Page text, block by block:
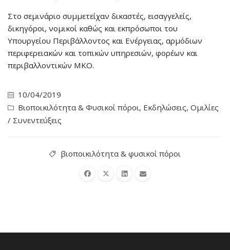
Στο σεμινάριο συμμετείχαν δικαστές, εισαγγελείς,
δικηγόροι, νομικοί καθώς και εκπρόσωποι του
Υπουργείου Περιβάλλοντος και Ενέργειας, αρμόδιων
περιφερειακών και τοπικών υπηρεσιών, φορέων και
περιβαλλοντικών ΜΚΟ.
10/04/2019
Βιοποικιλότητα & Φυσικοί πόροι, Εκδηλώσεις, Ομιλίες
/ Συνεντεύξεις
βιοποικιλότητα & φυσικοί πόροι